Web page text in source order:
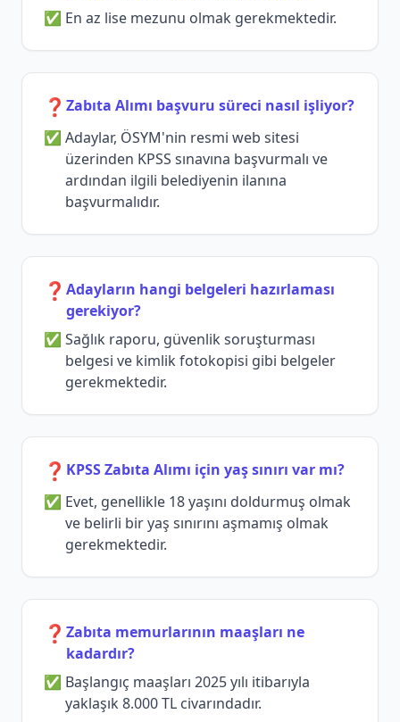
En az lise mezunu olmak gerekmektedir.
❓ Zabıta Alımı başvuru süreci nasıl işliyor?
Adaylar, ÖSYM'nin resmi web sitesi
üzerinden KPSS sınavına başvurmalı ve
ardından ilgili belediyenin ilanına
başvurmalıdır.
❓ Adayların hangi belgeleri hazırlaması
gerekiyor?
Sağlık raporu, güvenlik soruşturması
belgesi ve kimlik fotokopisi gibi belgeler
gerekmektedir.
❓ KPSS Zabıta Alımı için yaş sınırı var mı?
Evet, genellikle 18 yaşını doldurmuş olmak
ve belirli bir yaş sınırını aşmamış olmak
gerekmektedir.
❓ Zabıta memurlarının maaşları ne
kadardır?
Başlangıç maaşları 2025 yılı itibarıyla
yaklaşık 8.000 TL civarındadır.